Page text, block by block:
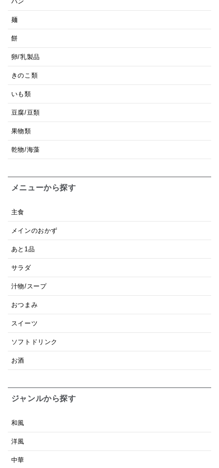
麺
餅
卵/乳製品
きのこ類
いも類
豆腐/豆類
果物類
乾物/海藻
メニューから探す
主食
メインのおかず
あと1品
サラダ
汁物/スープ
おつまみ
スイーツ
ソフトドリンク
お酒
ジャンルから探す
和風
洋風
中華